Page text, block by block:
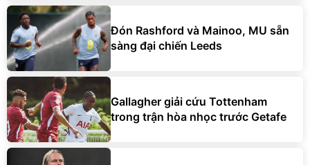
Đón Rashford và Mainoo, MU sẵn
sàng đại chiến Leeds
Gallagher giải cứu Tottenham
trong trận hòa nhọc trước Getafe